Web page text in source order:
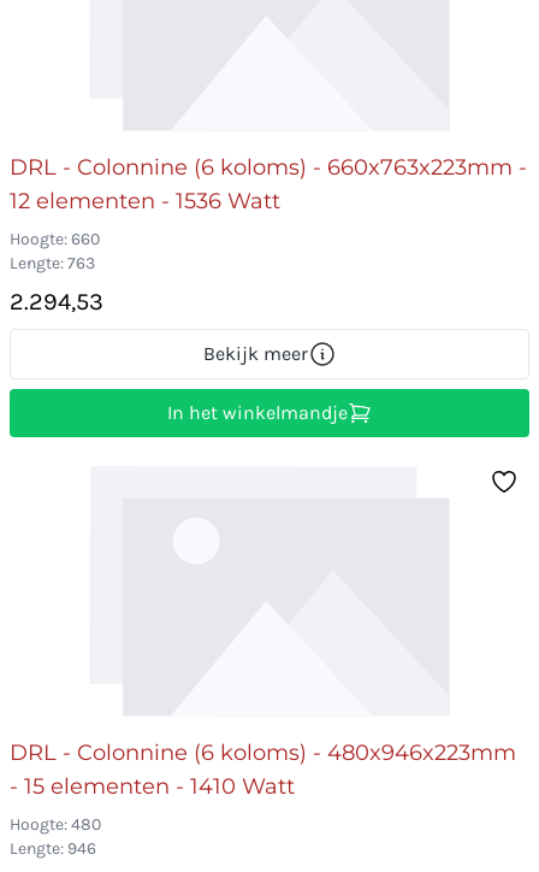
DRL - Colonnine (6 koloms) - 660x763x223mm -
12 elementen - 1536 Watt
Hoogte: 660
Lengte: 763
2.294,53
Bekijk meer
In het winkelmandje
DRL - Colonnine (6 koloms) - 480x946x223mm
- 15 elementen - 1410 Watt
Hoogte: 480
Lengte: 946